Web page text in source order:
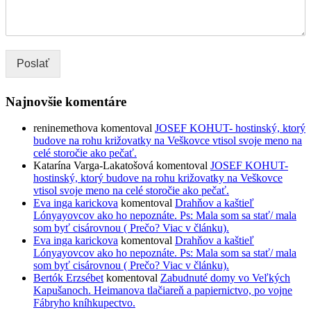
Poslať
Najnovšie komentáre
reninemethova komentoval JOSEF KOHUT- hostinský, ktorý
budove na rohu križovatky na Veškovce vtisol svoje meno na
celé storočie ako pečať.
Katarína Varga-Lakatošová komentoval JOSEF KOHUT-
hostinský, ktorý budove na rohu križovatky na Veškovce
vtisol svoje meno na celé storočie ako pečať.
Eva inga karickova komentoval Drahňov a kaštieľ
Lónyayovcov ako ho nepoznáte. Ps: Mala som sa stať/ mala
som byť cisárovnou ( Prečo? Viac v článku).
Eva inga karickova komentoval Drahňov a kaštieľ
Lónyayovcov ako ho nepoznáte. Ps: Mala som sa stať/ mala
som byť cisárovnou ( Prečo? Viac v článku).
Bertók Erzsébet komentoval Zabudnuté domy vo Veľkých
Kapušanoch. Heimanova tlačiareň a papiernictvo, po vojne
Fábryho kníhkupectvo.